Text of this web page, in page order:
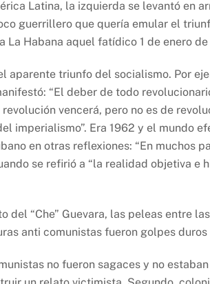
Latina, la izquierda se levantó en
guerrillero que quería emular el
La Habana aquel fatídico 1 de enero de
aparente triunfo del socialismo. Por
“El deber de todo
vencerá, pero no es de
imperialismo”. Era 1962 y el mundo
en otras reflexiones: “En muchos
se refirió a “la realidad objetiva e
del “Che” Guevara, las peleas entre
anti comunistas fueron golpes
no fueron sagaces y no